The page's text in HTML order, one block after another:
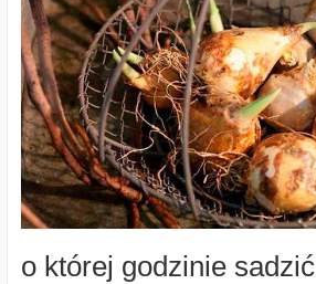
o której godzinie sadzić